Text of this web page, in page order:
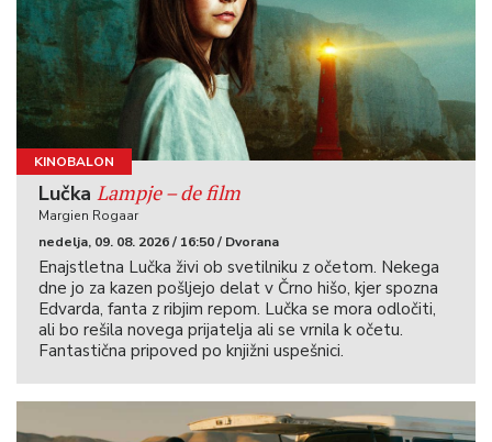
KINOBALON
Lučka Lampje – de film
Margien Rogaar
nedelja, 09. 08. 2026 / 16:50 / Dvorana
Enajstletna Lučka živi ob svetilniku z očetom. Nekega
dne jo za kazen pošljejo delat v Črno hišo, kjer spozna
Edvarda, fanta z ribjim repom. Lučka se mora odločiti,
ali bo rešila novega prijatelja ali se vrnila k očetu.
Fantastična pripoved po knjižni uspešnici.